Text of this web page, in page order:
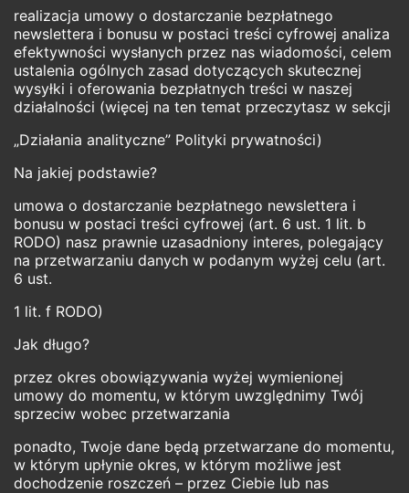
realizacja umowy o dostarczanie bezpłatnego
newslettera i bonusu w postaci treści cyfrowej analiza
efektywności wysłanych przez nas wiadomości, celem
ustalenia ogólnych zasad dotyczących skutecznej
wysyłki i oferowania bezpłatnych treści w naszej
działalności (więcej na ten temat przeczytasz w sekcji
„Działania analityczne” Polityki prywatności)
Na jakiej podstawie?
umowa o dostarczanie bezpłatnego newslettera i
bonusu w postaci treści cyfrowej (art. 6 ust. 1 lit. b
RODO) nasz prawnie uzasadniony interes, polegający
na przetwarzaniu danych w podanym wyżej celu (art.
6 ust.
1 lit. f RODO)
Jak długo?
przez okres obowiązywania wyżej wymienionej
umowy do momentu, w którym uwzględnimy Twój
sprzeciw wobec przetwarzania
ponadto, Twoje dane będą przetwarzane do momentu,
w którym upłynie okres, w którym możliwe jest
dochodzenie roszczeń – przez Ciebie lub nas